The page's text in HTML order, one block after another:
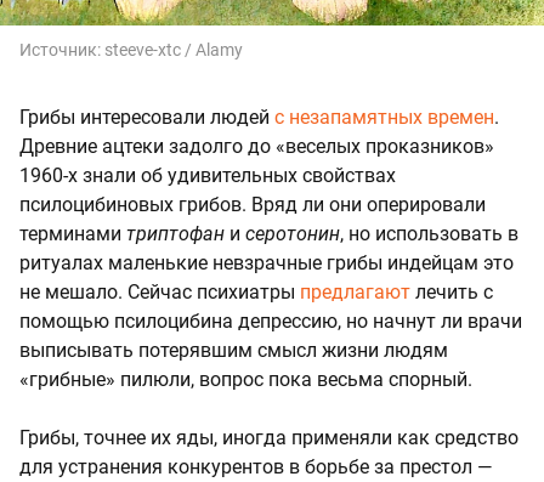
Источник: steeve-xtc / Alamy
Грибы интересовали людей с незапамятных времен.
Древние ацтеки задолго до «веселых проказников»
1960-х знали об удивительных свойствах
псилоцибиновых грибов. Вряд ли они оперировали
терминами триптофан и серотонин, но использовать в
ритуалах маленькие невзрачные грибы индейцам это
не мешало. Сейчас психиатры предлагают лечить с
помощью псилоцибина депрессию, но начнут ли врачи
выписывать потерявшим смысл жизни людям
«грибные» пилюли, вопрос пока весьма спорный.
Грибы, точнее их яды, иногда применяли как средство
для устранения конкурентов в борьбе за престол —